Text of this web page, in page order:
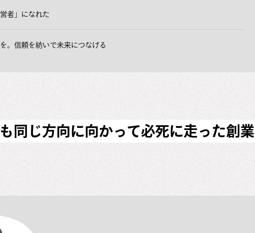
者」になれた
。信頼を紡いで未来につなげる
同じ方向に向かって必死に走った創業